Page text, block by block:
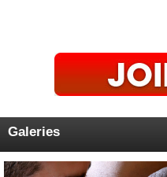
expertes de Simon
cul, Lucas est
poussant sa bite
commence sa baise
Galeries